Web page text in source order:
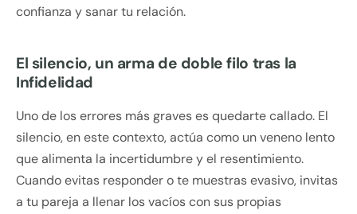
confianza y sanar tu relación.
El silencio, un arma de doble filo tras la
Infidelidad
Uno de los errores más graves es quedarte callado. El
silencio, en este contexto, actúa como un veneno lento
que alimenta la incertidumbre y el resentimiento.
Cuando evitas responder o te muestras evasivo, invitas
a tu pareja a llenar los vacíos con sus propias